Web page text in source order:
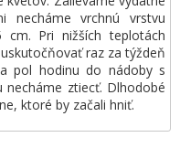
necháme vrchnú vrstvu
Pri nižších teplotách
raz za týždeň
pol hodinu do nádoby s
ztiecť. Dlhodobé
ktoré by začali hniť.